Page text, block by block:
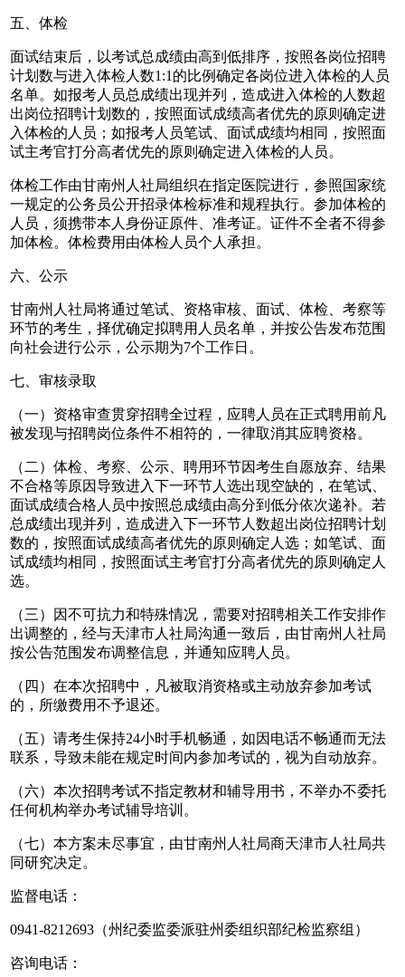
五、体检
面试结束后，以考试总成绩由高到低排序，按照各岗位招聘
计划数与进入体检人数1:1的比例确定各岗位进入体检的人员
名单。如报考人员总成绩出现并列，造成进入体检的人数超
出岗位招聘计划数的，按照面试成绩高者优先的原则确定进
入体检的人员；如报考人员笔试、面试成绩均相同，按照面
试主考官打分高者优先的原则确定进入体检的人员。
体检工作由甘南州人社局组织在指定医院进行，参照国家统
一规定的公务员公开招录体检标准和规程执行。参加体检的
人员，须携带本人身份证原件、准考证。证件不全者不得参
加体检。体检费用由体检人员个人承担。
六、公示
甘南州人社局将通过笔试、资格审核、面试、体检、考察等
环节的考生，择优确定拟聘用人员名单，并按公告发布范围
向社会进行公示，公示期为7个工作日。
七、审核录取
（一）资格审查贯穿招聘全过程，应聘人员在正式聘用前凡
被发现与招聘岗位条件不相符的，一律取消其应聘资格。
（二）体检、考察、公示、聘用环节因考生自愿放弃、结果
不合格等原因导致进入下一环节人选出现空缺的，在笔试、
面试成绩合格人员中按照总成绩由高分到低分依次递补。若
总成绩出现并列，造成进入下一环节人数超出岗位招聘计划
数的，按照面试成绩高者优先的原则确定人选；如笔试、面
试成绩均相同，按照面试主考官打分高者优先的原则确定人
选。
（三）因不可抗力和特殊情况，需要对招聘相关工作安排作
出调整的，经与天津市人社局沟通一致后，由甘南州人社局
按公告范围发布调整信息，并通知应聘人员。
（四）在本次招聘中，凡被取消资格或主动放弃参加考试
的，所缴费用不予退还。
（五）请考生保持24小时手机畅通，如因电话不畅通而无法
联系，导致未能在规定时间内参加考试的，视为自动放弃。
（六）本次招聘考试不指定教材和辅导用书，不举办不委托
任何机构举办考试辅导培训。
（七）本方案未尽事宜，由甘南州人社局商天津市人社局共
同研究决定。
监督电话：
0941-8212693（州纪委监委派驻州委组织部纪检监察组）
咨询电话：